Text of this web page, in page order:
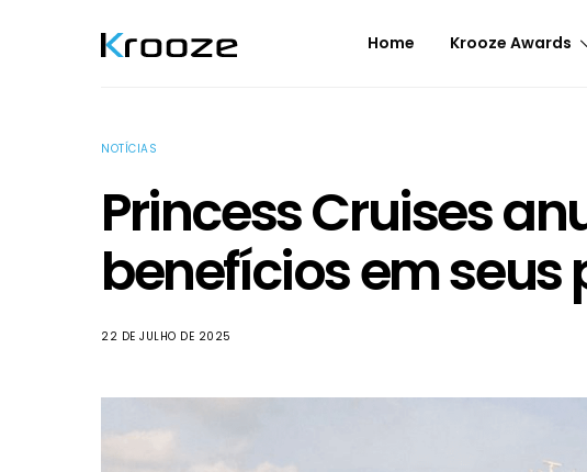
Home Krooze Awards
NOTÍCIAS
Princess Cruises
benefícios em seus
22 DE JULHO DE 2025